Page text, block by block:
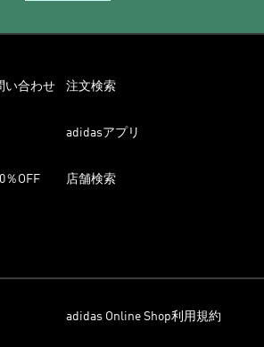
い合わせ 注文検索
adidasアプリ
％OFF 店舗検索
adidas Online Shop利用規約